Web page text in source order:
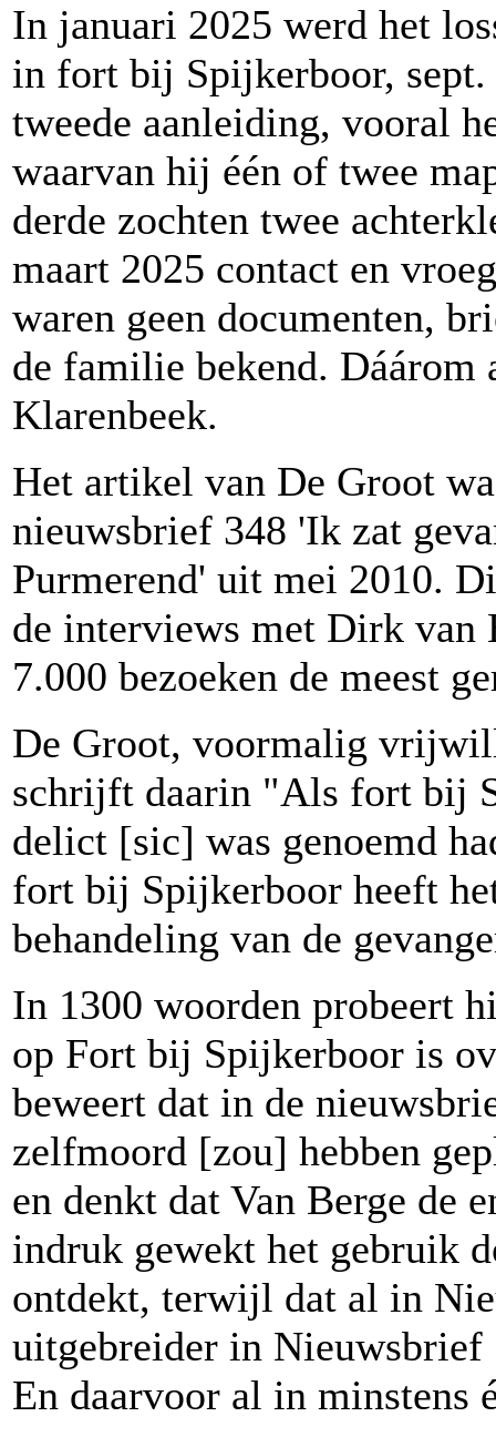
In januari 2025 werd het
in fort bij Spijkerboor, sept.
tweede aanleiding, vooral
waarvan hij één of twee
derde zochten twee
maart 2025 contact en
waren geen documenten,
de familie bekend. Dáárom
Klarenbeek.
Het artikel van De Groot
nieuwsbrief 348 'Ik zat
Purmerend' uit mei 2010.
de interviews met Dirk van
7.000 bezoeken de meest
De Groot, voormalig
schrijft daarin "Als fort bij
delict [sic] was genoemd
fort bij Spijkerboor heeft
behandeling van de
In 1300 woorden probeert
op Fort bij Spijkerboor is
beweert dat in de
zelfmoord [zou] hebben
en denkt dat Van Berge de
indruk gewekt het gebruik
ontdekt, terwijl dat al in
uitgebreider in Nieuwsbrief
En daarvoor al in minstens